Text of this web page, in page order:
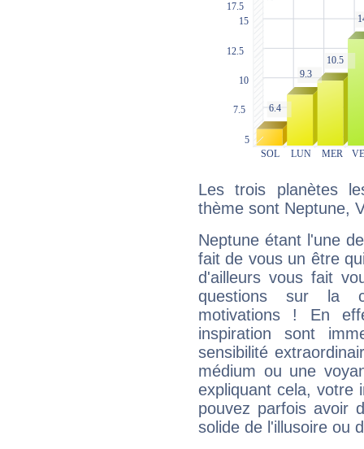
Les trois planètes
thème sont Neptune,
Neptune étant l'une
fait de vous un être
d'ailleurs vous fait
questions sur la
motivations ! En
inspiration sont
sensibilité
médium ou une
expliquant cela, votre
pouvez parfois avoir
solide de l'illusoire ou